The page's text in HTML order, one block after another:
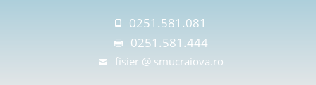
0251.581.081
0251.581.444
fisier @ smucraiova.ro